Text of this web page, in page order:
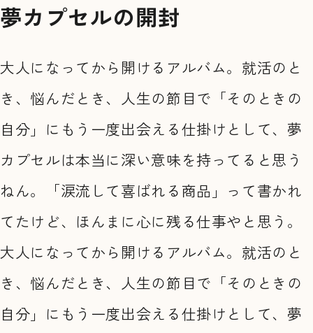
夢カプセルの開封
大人になってから開けるアルバム。就活のと
き、悩んだとき、人生の節目で「そのときの
自分」にもう一度出会える仕掛けとして、夢
カプセルは本当に深い意味を持ってると思う
ねん。「涙流して喜ばれる商品」って書かれ
てたけど、ほんまに心に残る仕事やと思う。
大人になってから開けるアルバム。就活のと
き、悩んだとき、人生の節目で「そのときの
自分」にもう一度出会える仕掛けとして、夢